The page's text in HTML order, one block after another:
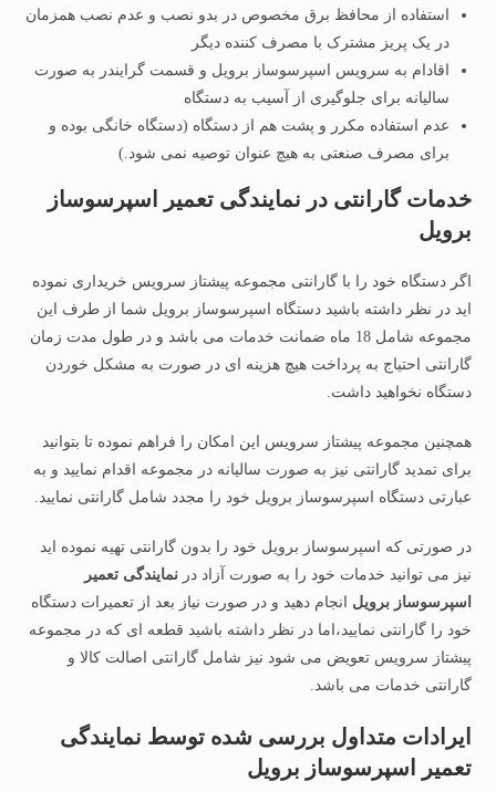
استفاده از محافظ برق مخصوص در بدو نصب و عدم نصب همزمان
در یک پریز مشترک با مصرف کننده دیگر
اقادام به سرویس اسپرسوساز برویل و قسمت گرایندر به صورت
سالیانه برای جلوگیری از آسیب به دستگاه
عدم استفاده مکرر و پشت هم از دستگاه (دستگاه خانگی بوده و
برای مصرف صنعتی به هیچ عنوان توصیه نمی شود.)
خدمات گارانتی در نمایندگی تعمیر اسپرسوساز
برویل
اگر دستگاه خود را با گارانتی مجموعه پیشتاز سرویس خریداری نموده
اید در نظر داشته باشید دستگاه اسپرسوساز برویل شما از طرف این
مجموعه شامل 18 ماه ضمانت خدمات می باشد و در طول مدت زمان
گارانتی احتیاج به پرداخت هیچ هزینه ای در صورت به مشکل خوردن
دستگاه نخواهید داشت.
همچنین مجموعه پیشتاز سرویس این امکان را فراهم نموده تا بتوانید
برای تمدید گارانتی نیز به صورت سالیانه در مجموعه اقدام نمایید و به
عبارتی دستگاه اسپرسوساز برویل خود را مجدد شامل گارانتی نمایید.
در صورتی که اسپرسوساز برویل خود را بدون گارانتی تهیه نموده اید
نیز می توانید خدمات خود را به صورت آزاد درنمایندگی تعمیر
اسپرسوساز برویل انجام دهید و در صورت نیاز بعد از تعمیرات دستگاه
خود را گارانتی نمایید،اما در نظر داشته باشید قطعه ای که در مجموعه
پیشتاز سرویس تعویض می شود نیز شامل گارانتی اصالت کالا و
گارانتی خدمات می باشد.
ایرادات متداول بررسی شده توسط نمایندگی
تعمیر اسپرسوساز برویل